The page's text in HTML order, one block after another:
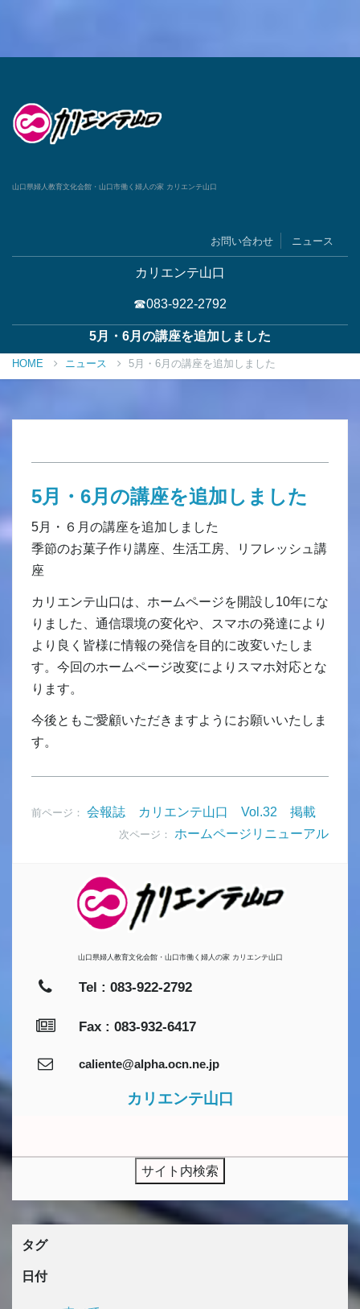
山口県婦人教育文化会館・山口市働く婦人の家 カリエンテ山口
お問い合わせ ニュース
カリエンテ山口
☎083-922-2792
5月・6月の講座を追加しました
HOME ニュース 5月・6月の講座を追加しました
5月・6月の講座を追加しました
5月・６月の講座を追加しました
季節のお菓子作り講座、生活工房、リフレッシュ講
座
カリエンテ山口は、ホームページを開設し10年にな
りました、通信環境の変化や、スマホの発達により
より良く皆様に情報の発信を目的に改変いたしま
す。今回のホームページ改変によりスマホ対応とな
ります。
今後ともご愛顧いただきますようにお願いいたしま
す。
前ページ： 会報誌 カリエンテ山口 Vol.32 掲載
次ページ： ホームページリニューアル
山口県婦人教育文化会館・山口市働く婦人の家 カリエンテ山口
Tel : 083-922-2792
Fax : 083-932-6417
caliente@alpha.ocn.ne.jp
カリエンテ山口
タグ
日付